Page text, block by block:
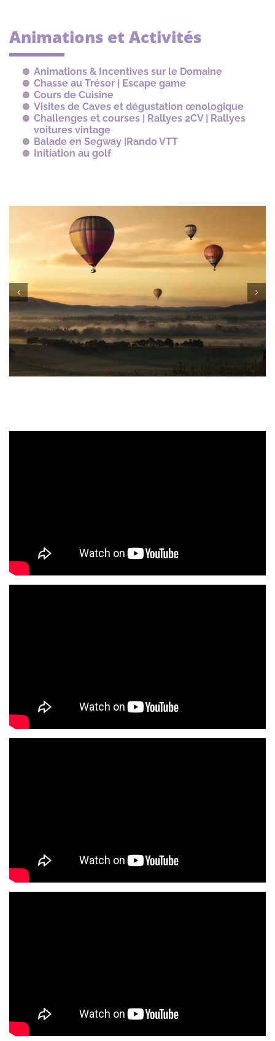
Animations et Activités
Animations & Incentives sur le Domaine
Chasse au Trésor | Escape game
Cours de Cuisine
Visites de Caves et dégustation œnologique
Challenges et courses | Rallyes 2CV | Rallyes
voitures vintage
Balade en Segway |Rando VTT
Initiation au golf